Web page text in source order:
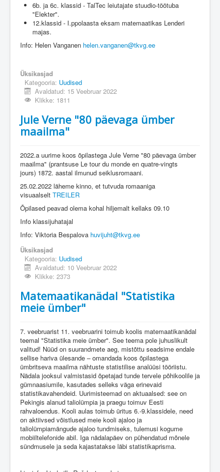
6b. ja 6c. klassid - TalTec leiutajate stuudio-töötuba
"Elekter".
12.klassid - I.ppolaasta eksam matemaatikas Lenderi
majas.
Info: Helen Vanganen helen.vanganen@tkvg.ee
Üksikasjad
Kategooria: Uudised
Avaldatud: 15 Veebruar 2022
Klikke: 1811
Jule Verne "80 päevaga ümber
maailma"
2022.a uurime koos õpilastega Jule Verne "80 päevaga ümber
maailma" (prantsuse Le tour du monde en quatre-vingts
jours) 1872. aastal ilmunud seiklusromaani.
25.02.2022 läheme kinno, et tutvuda romaaniga
visuaalselt TREILER
Õpilased peavad olema kohal hiljemalt kellaks 09.10
Info klassijuhatajal
Info: Viktoria Bespalova huvijuht@tkvg.ee
Üksikasjad
Kategooria: Uudised
Avaldatud: 10 Veebruar 2022
Klikke: 2373
Matemaatikanädal "Statistika
meie ümber"
7. veebruarist 11. veebruarini toimub koolis matemaatikanädal
teemal "Statistika meie ümber". See teema pole juhuslikult
valitud! Nüüd on suurandmete aeg, mistõttu seadsime endale
sellise hariva ülesande – omandada koos õpilastega
ümbritseva maailma nähtuste statistilise analüüsi tööriistu.
Nädala jooksul valmistasid õpetajad tunde tervele põhikoolile ja
gümnaasiumile, kasutades selleks väga erinevaid
statistikavahendeid. Uurimisteemad on aktuaalsed: see on
Pekingis alanud taliolümpia ja praegu toimuv Eesti
rahvaloendus. Kooli aulas toimub üritus 6.-9.klassidele, need
on aktiivsed võistlused meie kooli ajaloo ja
taliolümpiamängude ajaloo tundmiseks, tulemusi kogume
mobiiltelefonide abil. Iga nädalapäev on pühendatud mõnele
sündmusele ja seda kajastatakse läbi statistikaprisma.